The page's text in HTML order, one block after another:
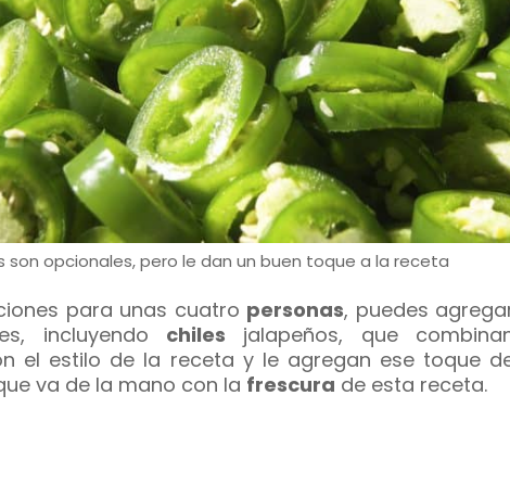
son opcionales, pero le dan un buen toque a la receta
para unas cuatro personas, puedes
incluyendo chiles jalapeños, que
el estilo de la receta y le agregan ese toque
va de la mano con la frescura de esta receta.